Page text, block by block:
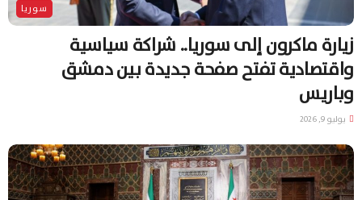
سوريا
زيارة ماكرون إلى سوريا.. شراكة سياسية
واقتصادية تفتح صفحة جديدة بين دمشق
وباريس
يوليو 9, 2026